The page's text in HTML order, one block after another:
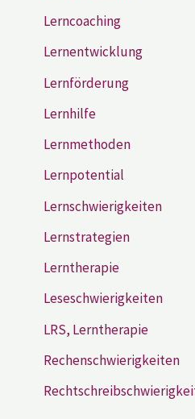
Lerncoaching
Lernentwicklung
Lernförderung
Lernhilfe
Lernmethoden
Lernpotential
Lernschwierigkeiten
Lernstrategien
Lerntherapie
Leseschwierigkeiten
LRS, Lerntherapie
Rechenschwierigkeiten